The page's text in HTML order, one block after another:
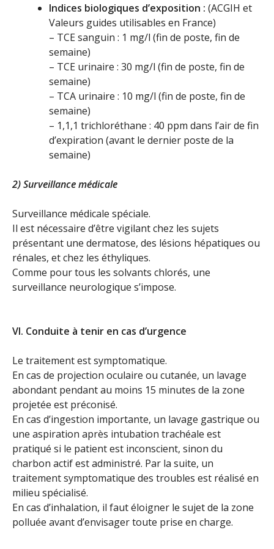
Indices biologiques d’exposition : (ACGIH et
Valeurs guides utilisables en France)
– TCE sanguin : 1 mg/l (fin de poste, fin de
semaine)
– TCE urinaire : 30 mg/l (fin de poste, fin de
semaine)
– TCA urinaire : 10 mg/l (fin de poste, fin de
semaine)
– 1,1,1 trichloréthane : 40 ppm dans l’air de fin
d’expiration (avant le dernier poste de la
semaine)
2) Surveillance médicale
Surveillance médicale spéciale.
Il est nécessaire d’être vigilant chez les sujets
présentant une dermatose, des lésions hépatiques ou
rénales, et chez les éthyliques.
Comme pour tous les solvants chlorés, une
surveillance neurologique s’impose.
VI. Conduite à tenir en cas d’urgence
Le traitement est symptomatique.
En cas de projection oculaire ou cutanée, un lavage
abondant pendant au moins 15 minutes de la zone
projetée est préconisé.
En cas d’ingestion importante, un lavage gastrique ou
une aspiration après intubation trachéale est
pratiqué si le patient est inconscient, sinon du
charbon actif est administré. Par la suite, un
traitement symptomatique des troubles est réalisé en
milieu spécialisé.
En cas d’inhalation, il faut éloigner le sujet de la zone
polluée avant d’envisager toute prise en charge.